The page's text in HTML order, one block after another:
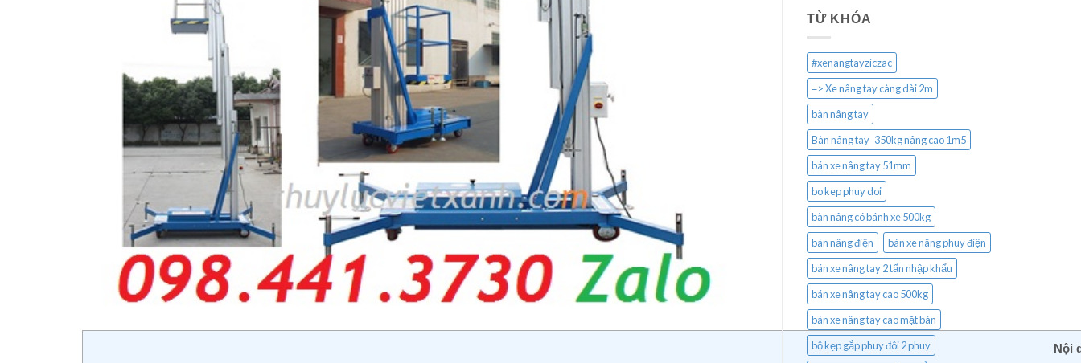
Nội
TỪ KHÓA
#xenangtayziczac
=> Xe nâng tay càng dài 2m
bàn nâng tay
Bàn nâng tay 350kg nâng cao 1m5
bán xe nâng tay 51mm
bo kep phuy doi
bàn nâng có bánh xe 500kg
bàn nâng điện
bán xe nâng phuy điện
bán xe nâng tay 2 tấn nhập khẩu
bán xe nâng tay cao 500kg
bán xe nâng tay cao mặt bàn
bộ kẹp gắp phuy đôi 2 phuy